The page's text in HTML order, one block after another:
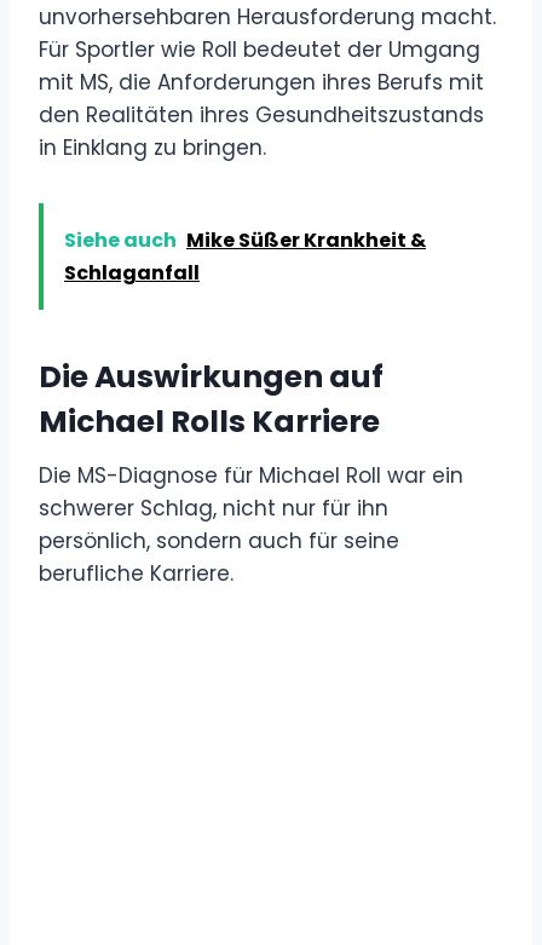
unvorhersehbaren Herausforderung macht.
Für Sportler wie Roll bedeutet der Umgang
mit MS, die Anforderungen ihres Berufs mit
den Realitäten ihres Gesundheitszustands
in Einklang zu bringen.
Siehe auch Mike Süßer Krankheit &
Schlaganfall
Die Auswirkungen auf
Michael Rolls Karriere
Die MS-Diagnose für Michael Roll war ein
schwerer Schlag, nicht nur für ihn
persönlich, sondern auch für seine
berufliche Karriere.